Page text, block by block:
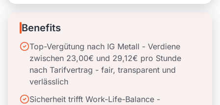
Benefits
Top-Vergütung nach IG Metall - Verdiene
zwischen 23,00€ und 29,12€ pro Stunde
nach Tarifvertrag - fair, transparent und
verlässlich
Sicherheit trifft Work-Life-Balance -